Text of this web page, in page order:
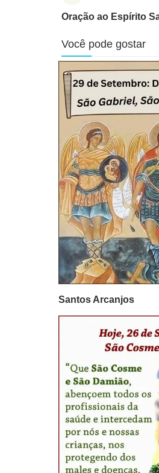
Oração ao Espírito
Você pode gostar
Santos Arcanjos